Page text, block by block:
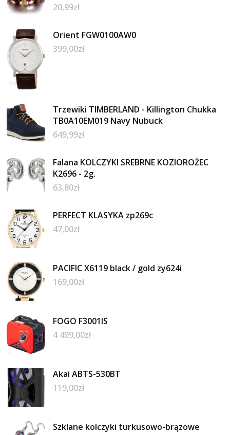
20,99zł
Orient FGW0100AW0
399,00zł
Trzewiki TIMBERLAND - Killington Chukka
TB0A10EM019 Navy Nubuck
649,99zł
Falana KOLCZYKI SREBRNE KOZIOROŻEC
K2696 - 2g.
63,80zł
PERFECT KLASYKA zp269c
47,00zł
PACIFIC X6119 black / gold zy624i
169,00zł
FOGO F3001IS
4 499,00zł
Akai ABTS-530BT
119,00zł
Szklane kolczyki turkusowo-brązowe